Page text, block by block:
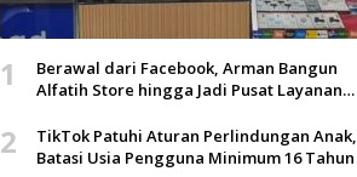
1
Berawal dari Facebook, Arman Bangun
Alfatih Store hingga Jadi Pusat Layanan
2
TikTok Patuhi Aturan Perlindungan Anak,
Batasi Usia Pengguna Minimum 16 Tahun